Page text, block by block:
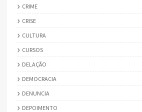
CRIME
CRISE
CULTURA
CURSOS
DELAÇÃO
DEMOCRACIA
DENUNCIA
DEPOIMENTO